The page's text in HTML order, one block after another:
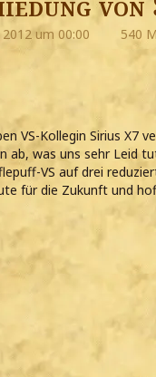
um 00:00 540
VS-Kollegin Sirius X7
ab, was uns sehr Leid
VS auf drei
für die Zukunft und